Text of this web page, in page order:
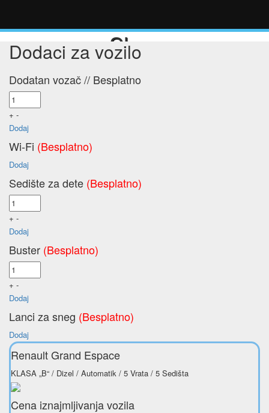
Shop
Dodaci za vozilo
Dodatan vozač// Besplatno
+ -
Dodaj
Wi-Fi (Besplatno)
Dodaj
Sedište za dete (Besplatno)
+ -
Dodaj
Buster (Besplatno)
+ -
Dodaj
Lanci za sneg (Besplatno)
Dodaj
Renault Grand Espace
KLASA „B“ / Dizel / Automatik / 5 Vrata / 5 Sedišta
Cena iznajmljivanja vozila